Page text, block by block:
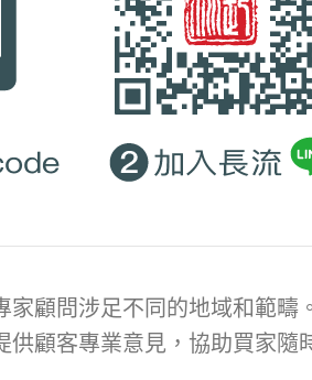
顧問涉足不同的地域和範
顧客專業意見，協助買家隨